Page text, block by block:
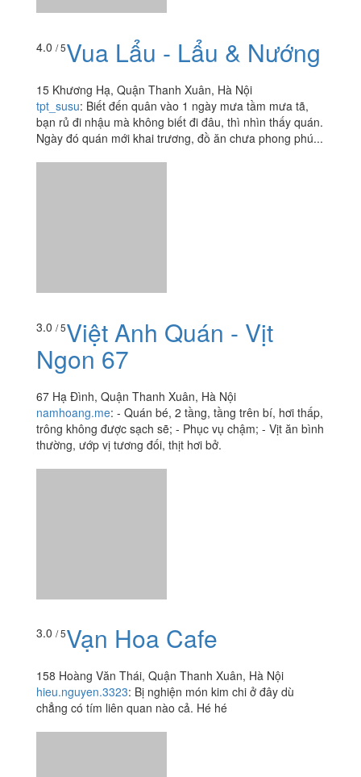
4.0 / 5Vua Lẩu - Lẩu & Nướng
15 Khương Hạ, Quận Thanh Xuân, Hà Nội
tpt_susu: Biết đến quân vào 1 ngày mưa tầm mưa tã,
bạn rủ đi nhậu mà không biết đi đâu, thì nhìn thấy quán.
Ngày đó quán mới khai trương, đồ ăn chưa phong phú...
3.0 / 5Việt Anh Quán - Vịt
Ngon 67
67 Hạ Đình, Quận Thanh Xuân, Hà Nội
namhoang.me: - Quán bé, 2 tầng, tầng trên bí, hơi thấp,
trông không được sạch sẽ; - Phục vụ chậm; - Vịt ăn bình
thường, ướp vị tương đối, thịt hơi bở.
3.0 / 5Vạn Hoa Cafe
158 Hoàng Văn Thái, Quận Thanh Xuân, Hà Nội
hieu.nguyen.3323: Bị nghiện món kim chi ở đây dù
chẳng có tím liên quan nào cả. Hé hé